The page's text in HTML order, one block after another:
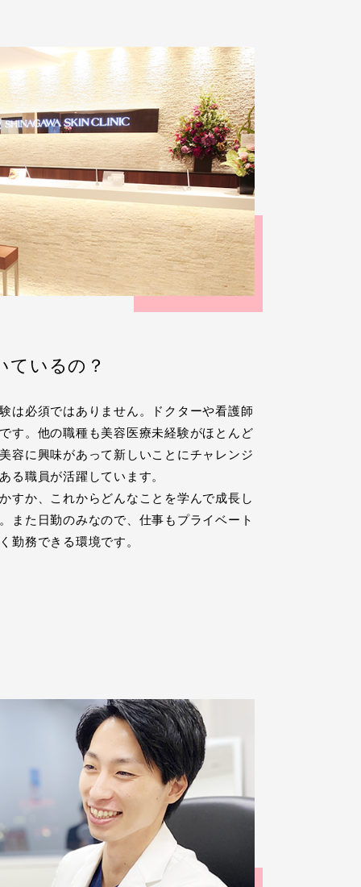
ているの？
は必須ではありません。ドクターや看護師
す。他の職種も美容医療未経験がほとんど
容に興味があって新しいことにチャレンジ
る職員が活躍しています。
すか、これからどんなことを学んで成長し
また日勤のみなので、仕事もプライベート
勤務できる環境です。